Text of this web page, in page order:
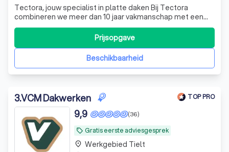
Tectora, jouw specialist in platte daken Bij Tectora
combineren we meer dan 10 jaar vakmanschap met een
persoonlijke aanpak. Als familiaal dakbedrijf zijn we
gespecialiseerd in de aanleg, renovatie en het onderhoud
van platte daken voor particulieren, architecten,
bouwondernemingen en bedrijven. W
Beschikbaarheid
Prijsopgave
3.VCM Dakwerken TOP PRO
local_offer Gratis eerste adviesgesprek
(36)
9,9
place Werkgebied Tielt